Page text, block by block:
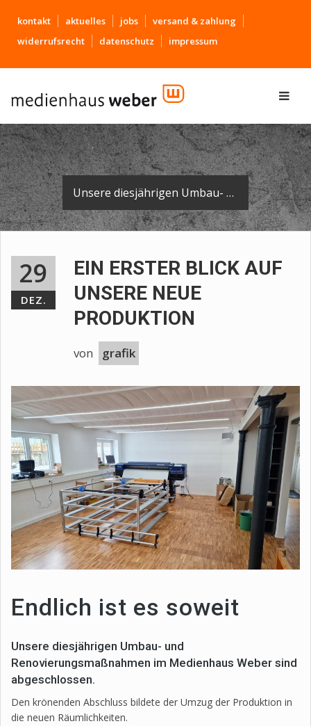
kontakt aktuelles jobs
versand & zahlung
widerrufsrecht
datenschutz impressum
Unsere diesjährigen Umbau- und Renovierungsmaßnahmen der Produktionsstätten sind abgeschlossen.
29
DEZ.
EIN ERSTER BLICK AUF
UNSERE NEUE
PRODUKTION
von grafik
Endlich ist es soweit
Unsere diesjährigen Umbau- und
Renovierungsmaßnahmen im Medienhaus Weber sind
abgeschlossen.
Den krönenden Abschluss bildete der Umzug der Produktion in
die neuen Räumlichkeiten.